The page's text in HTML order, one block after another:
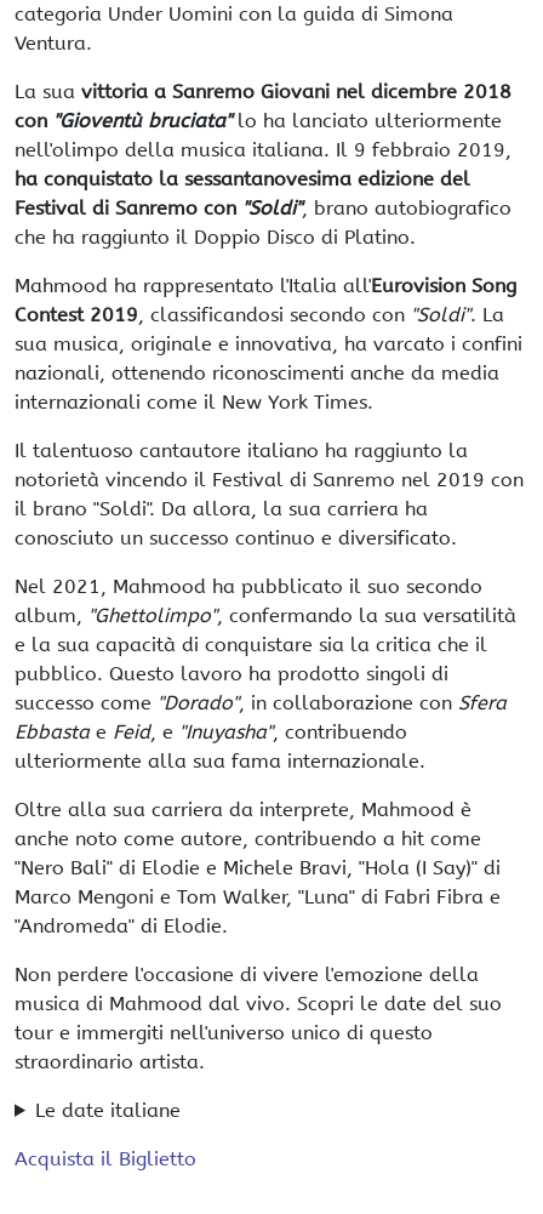
categoria Under Uomini con la guida di Simona
Ventura.
La sua vittoria a Sanremo Giovani nel dicembre 2018
con "Gioventù bruciata"lo ha lanciato ulteriormente
nell'olimpo della musica italiana. Il 9 febbraio 2019,
ha conquistato la sessantanovesima edizione del
Festival di Sanremo con "Soldi", brano autobiografico
che ha raggiunto il Doppio Disco di Platino.
Mahmood ha rappresentato l'Italia all'Eurovision Song
Contest 2019, classificandosi secondo con "Soldi". La
sua musica, originale e innovativa, ha varcato i confini
nazionali, ottenendo riconoscimenti anche da media
internazionali come il New York Times.
Il talentuoso cantautore italiano ha raggiunto la
notorietà vincendo il Festival di Sanremo nel 2019 con
il brano "Soldi". Da allora, la sua carriera ha
conosciuto un successo continuo e diversificato.
Nel 2021, Mahmood ha pubblicato il suo secondo
album, "Ghettolimpo", confermando la sua versatilità
e la sua capacità di conquistare sia la critica che il
pubblico. Questo lavoro ha prodotto singoli di
successo come "Dorado", in collaborazione con Sfera
Ebbastae Feid, e "Inuyasha", contribuendo
ulteriormente alla sua fama internazionale.
Oltre alla sua carriera da interprete, Mahmood è
anche noto come autore, contribuendo a hit come
"Nero Bali" di Elodie e Michele Bravi, "Hola (I Say)" di
Marco Mengoni e Tom Walker, "Luna" di Fabri Fibra e
"Andromeda" di Elodie.
Non perdere l'occasione di vivere l'emozione della
musica di Mahmood dal vivo. Scopri le date del suo
tour e immergiti nell'universo unico di questo
straordinario artista.
Le date italiane
Acquista il Biglietto